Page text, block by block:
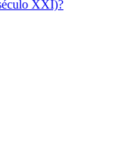
XXI)?